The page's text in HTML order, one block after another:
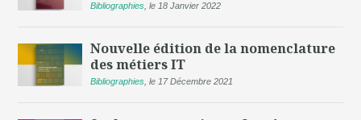
Bibliographies ,le 18 Janvier 2022
Nouvelle édition de la nomenclature
des métiers IT
Bibliographies ,le 17 Décembre 2021